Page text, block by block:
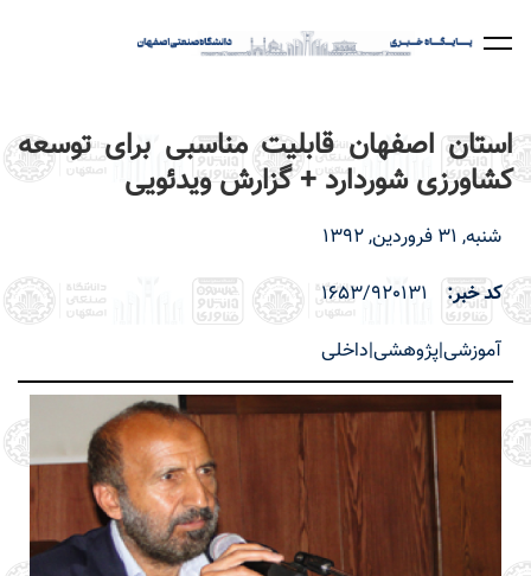
استان اصفهان قابلیت مناسبی برای توسعه
کشاورزی شوردارد + گزارش ویدئویی
شنبه, 31 فروردین, 1392
کد خبر
1653/920131
آموزشی|پژوهشی|داخلی